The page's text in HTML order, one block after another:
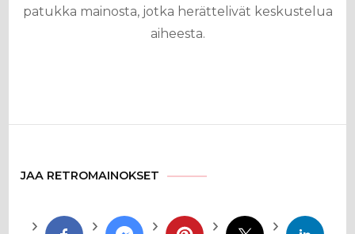
patukka mainosta, jotka herättelivät keskustelua
aiheesta.
JAA RETROMAINOKSET